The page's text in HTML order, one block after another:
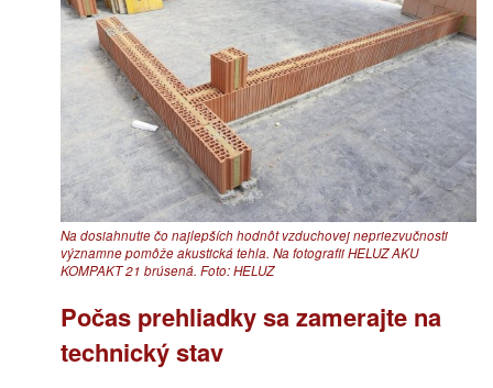
Na dosiahnutie čo najlepších hodnôt vzduchovej nepriezvučnosti
významne pomôže akustická tehla. Na fotografii HELUZ AKU
KOMPAKT 21 brúsená. Foto: HELUZ
Počas prehliadky sa zamerajte na
technický stav